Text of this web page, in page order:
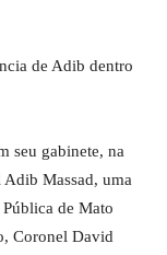
de Adib dentro
seu gabinete, na
Massad, uma
de Mato
Coronel David